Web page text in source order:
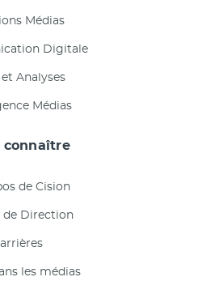
Médias
Digitale
Analyses
Médias
connaître
de Cision
de Direction
les médias